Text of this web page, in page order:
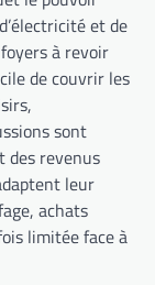
et de
à revoir
de couvrir les
sont
des revenus
leur
achats
limitée face à